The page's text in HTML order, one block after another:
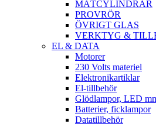
MÄTCYLINDRAR
PROVRÖR
ÖVRIGT GLAS
VERKTYG &
EL & DATA
Motorer
230 Volts materiel
Elektronikartiklar
El-tillbehör
Glödlampor, LED
Batterier, ficklampor
Datatillbehör